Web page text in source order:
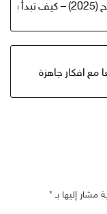
مع افكار جاهزة
مشار إليها بـ*